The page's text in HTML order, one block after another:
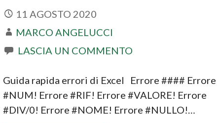
11 AGOSTO 2020
MARCO ANGELUCCI
LASCIA UN COMMENTO
Guida rapida errori di Excel Errore #### Errore
#NUM! Errore #RIF! Errore #VALORE! Errore
#DIV/0! Errore #NOME! Errore #NULLO!…